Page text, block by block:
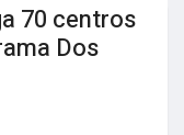
70 centros
Dos